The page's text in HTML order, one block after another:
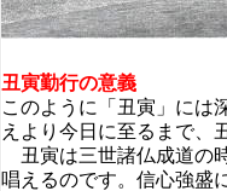
丑寅勤行の意義
このように「丑寅」には
えより今日に至るまで、
丑寅は三世諸仏成道の
唱えるのです。信心強盛